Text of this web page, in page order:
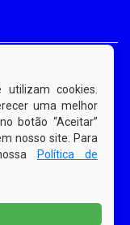
cookies.
uma melhor
botão “Aceitar”
nosso site. Para
Política de